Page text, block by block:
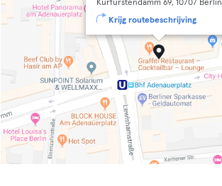
Kurfürstendamm 69, 10707 Berlin
Krijg routebeschrijving